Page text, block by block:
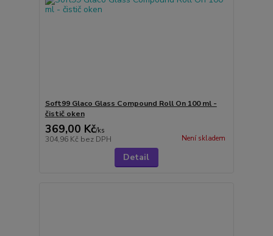
Soft99 Glaco Glass Compound Roll On 100 ml -
čistič oken
369,00 Kč/ks
304,96 Kč bez DPH Není skladem
Detail